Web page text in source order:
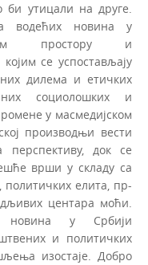
утицали на друге.
водећих новина у
простору и
се успостављају
дилема и етичких
социолошких и
у масмедијском
производњи вести
перспективу, док се
врши у складу са
елита, пр-
центара моћи.
новина у Србији
и политичких
изостаје. Добро